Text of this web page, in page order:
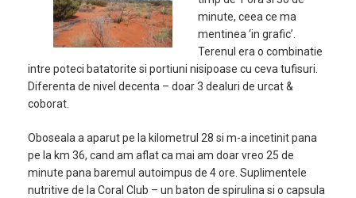
minute, ceea ce ma
mentinea ‘in grafic’.
Terenul era o combinatie
intre poteci batatorite si portiuni nisipoase cu ceva tufisuri.
Diferenta de nivel decenta – doar 3 dealuri de urcat &
coborat.
Oboseala a aparut pe la kilometrul 28 si m-a incetinit pana
pe la km 36, cand am aflat ca mai am doar vreo 25 de
minute pana baremul autoimpus de 4 ore. Suplimentele
nutritive de la Coral Club – un baton de spirulina si o capsula